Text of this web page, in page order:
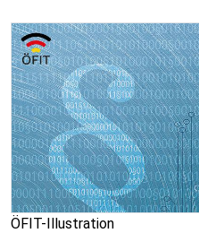
ÖFIT-Illustration